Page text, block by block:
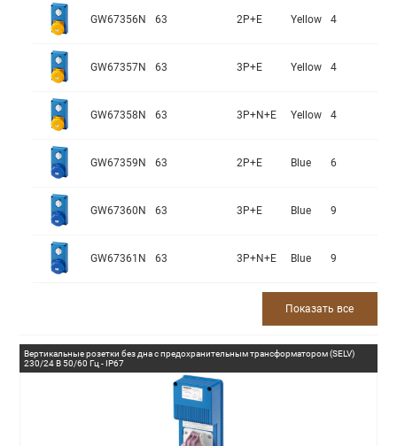
GW67356N 63 2P+E Yellow 4
GW67357N 63 3P+E Yellow 4
GW67358N 63 3P+N+E Yellow 4
GW67359N 63 2P+E Blue 6
GW67360N 63 3P+E Blue 9
GW67361N 63 3P+N+E Blue 9
Показать все
Вертикальные розетки без дна с предохранительным трансформатором (SELV)
230/24 В 50/60 Гц - IP67